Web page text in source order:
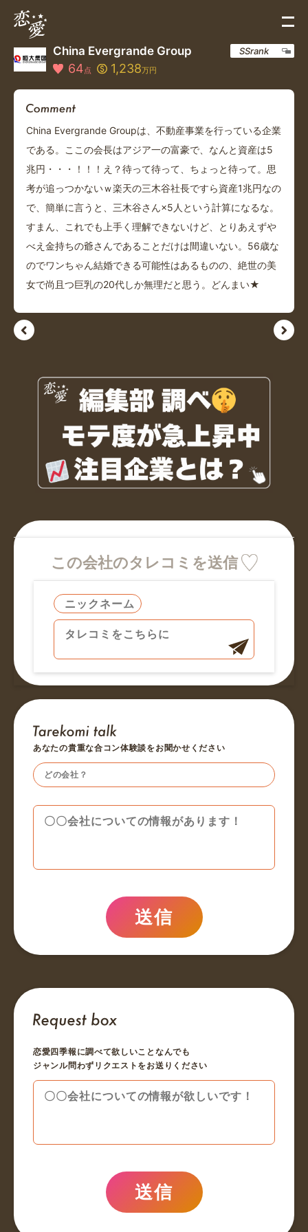
China Evergrande Group
64点 1,238万円
SSrank
China Evergrande Groupは、不動産事業を行っている企業
である。ここの会長はアジア一の富豪で、なんと資産は5
兆円・・・！！！え？待って待って、ちょっと待って。思
考が追っつかないｗ楽天の三木谷社長ですら資産1兆円なの
で、簡単に言うと、三木谷さん×5人という計算になるな。
すまん、これでも上手く理解できないけど、とりあえずや
べえ金持ちの爺さんであることだけは間違いない。56歳な
のでワンちゃん結婚できる可能性はあるものの、絶世の美
女で尚且つ巨乳の20代しか無理だと思う。どんまい★
この会社のタレコミを送信
あなたの貴重な合コン体験談をお聞かせください
送信
恋愛四季報に調べて欲しいことなんでも
ジャンル問わずリクエストをお送りください
送信